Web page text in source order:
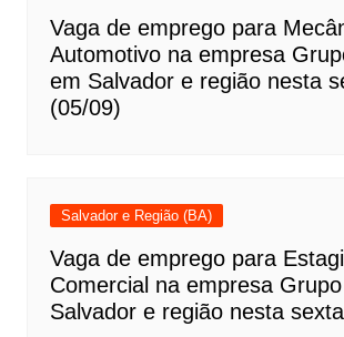
Vaga de emprego para
Automotivo na empresa
em Salvador e região nesta
(05/09)
Salvador e Região (BA)
Vaga de emprego para
Comercial na empresa
Salvador e região nesta